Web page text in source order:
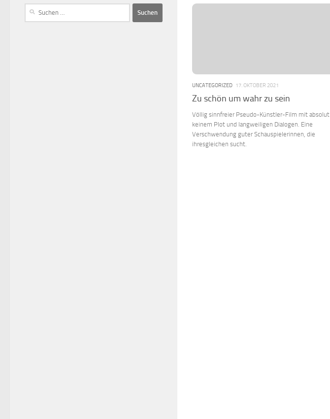
UNCATEGORIZED 17. OKTOBER 2021
Zu schön um wahr zu sein
Völlig sinnfreier Pseudo-Künstler-Film mit absolut
keinem Plot und langweiligen Dialogen. Eine
Verschwendung guter Schauspielerinnen, die
ihresgleichen sucht.